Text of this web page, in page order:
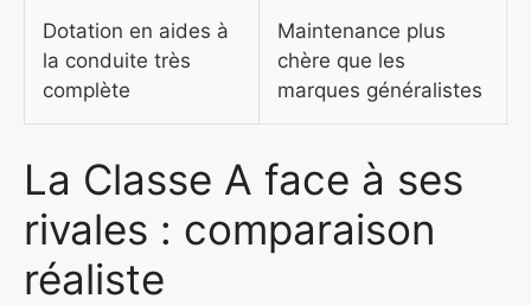
Dotation en aides à
la conduite très
complète
Maintenance plus
chère que les
marques généralistes
La Classe A face à ses
rivales : comparaison
réaliste